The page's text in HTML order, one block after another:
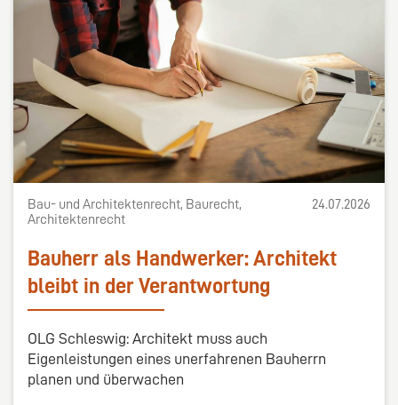
Bau- und Architektenrecht, Baurecht,
Architektenrecht
24.07.2026
Bauherr als Handwerker: Architekt
bleibt in der Verantwortung
OLG Schleswig: Architekt muss auch
Eigenleistungen eines unerfahrenen Bauherrn
planen und überwachen